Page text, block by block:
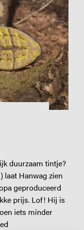
duurzaam tintje?
laat Hanwag zien
geproduceerd
prijs. Lof! Hij is
iets minder